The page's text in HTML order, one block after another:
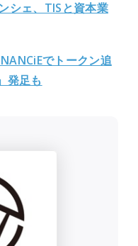
シェ、TISと資本業
でトークン追
発足も